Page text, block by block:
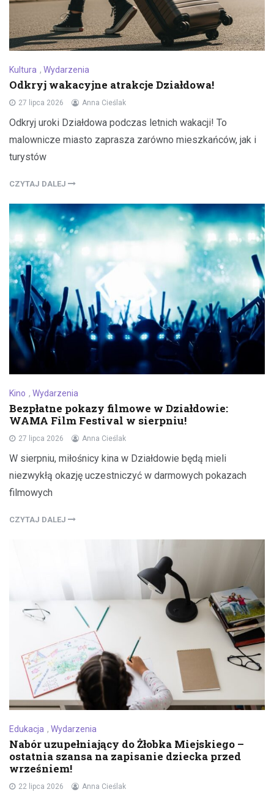
Kultura , Wydarzenia
Odkryj wakacyjne atrakcje Działdowa!
27 lipca 2026 Anna Cieślak
Odkryj uroki Działdowa podczas letnich wakacji! To
malownicze miasto zaprasza zarówno mieszkańców, jak i
turystów
CZYTAJ DALEJ
Kino , Wydarzenia
Bezpłatne pokazy filmowe w Działdowie:
WAMA Film Festival w sierpniu!
27 lipca 2026 Anna Cieślak
W sierpniu, miłośnicy kina w Działdowie będą mieli
niezwykłą okazję uczestniczyć w darmowych pokazach
filmowych
CZYTAJ DALEJ
Edukacja , Wydarzenia
Nabór uzupełniający do Żłobka Miejskiego –
ostatnia szansa na zapisanie dziecka przed
wrześniem!
22 lipca 2026 Anna Cieślak